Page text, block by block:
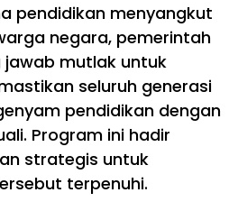
pendidikan menyangkut
negara, pemerintah
mutlak untuk
seluruh generasi
pendidikan dengan
Program ini hadir
strategis untuk
terpenuhi.